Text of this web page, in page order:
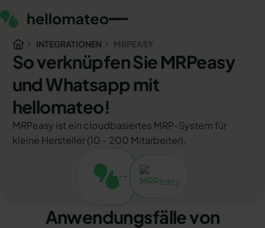
INTEGRATIONEN MRPEASY
So verknüpfen Sie MRPeasy
und Whatsapp mit
hellomateo!
MRPeasy ist ein cloudbasiertes MRP-System für
kleine Hersteller (10 - 200 Mitarbeiter).
Anwendungsfälle von